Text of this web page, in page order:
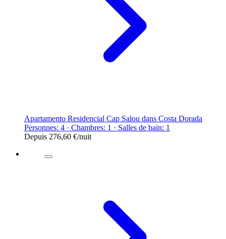
Apartamento Residencial Cap Salou dans Costa Dorada
Personnes: 4 · Chambres: 1 · Salles de bain: 1
Depuis 276,60 €/nuit